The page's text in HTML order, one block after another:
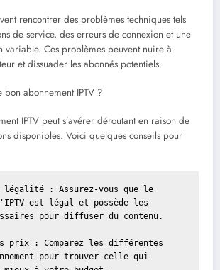
rencontrer des problèmes techniques tels
de service, des erreurs de connexion et une
Ces problèmes peuvent nuire à
et dissuader les abonnés potentiels.
abonnement IPTV ?
IPTV peut s’avérer déroutant en raison de
disponibles. Voici quelques conseils pour
: Assurez-vous que le
est légal et possède les
pour diffuser du contenu.
prix : Comparez les différentes
pour trouver celle qui